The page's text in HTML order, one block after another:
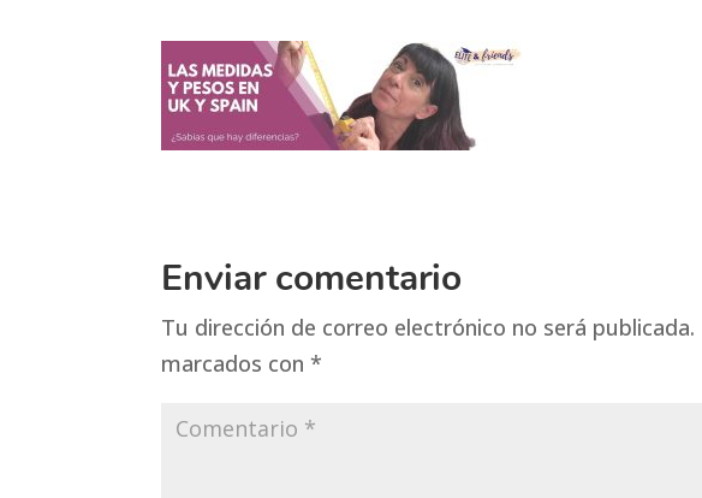
Enviar comentario
Tu dirección de correo electrónico no será publicada.
marcados con*